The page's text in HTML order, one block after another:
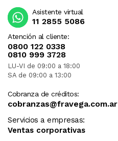
Atención al cliente:
0800 122 0338
0810 999 3728
LU-VI de 09:00 a 18:00
SA de 09:00 a 13:00
Cobranza de créditos:
cobranzas@fravega.com.ar
Servicios a empresas:
Ventas corporativas
Asistente virtual
11 2855 5086